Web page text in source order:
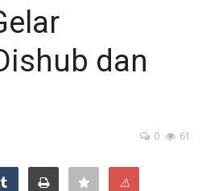
dan
0 61
⚠